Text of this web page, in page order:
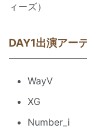
ィーズ）
DAY1出演アー
WayV
XG
Number_i